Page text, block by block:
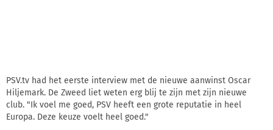
PSV.tv had het eerste interview met de nieuwe aanwinst Oscar
Hiljemark. De Zweed liet weten erg blij te zijn met zijn nieuwe
club. "Ik voel me goed, PSV heeft een grote reputatie in heel
Europa. Deze keuze voelt heel goed."